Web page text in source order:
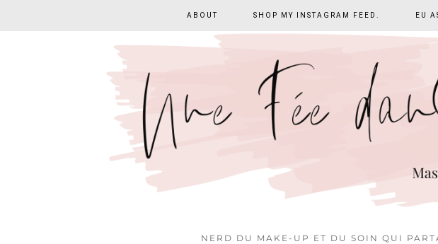
NERD DU MAKE-UP ET DU SOIN QUI
ABOUT SHOP MY INSTAGRAM FEED. EU